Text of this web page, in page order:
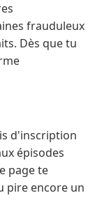
frauduleux
Dès que tu
d'inscription
épisodes
page te
pire encore un